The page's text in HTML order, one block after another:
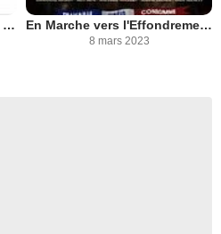
Fais pas ci, fais pas ça : On va marcher sur la Lune En Marche vers l'Effondrement !
8 mars 2023